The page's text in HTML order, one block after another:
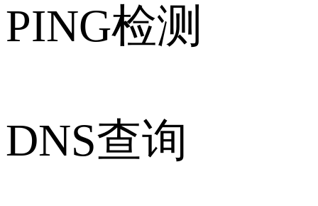
PING检测
DNS查询